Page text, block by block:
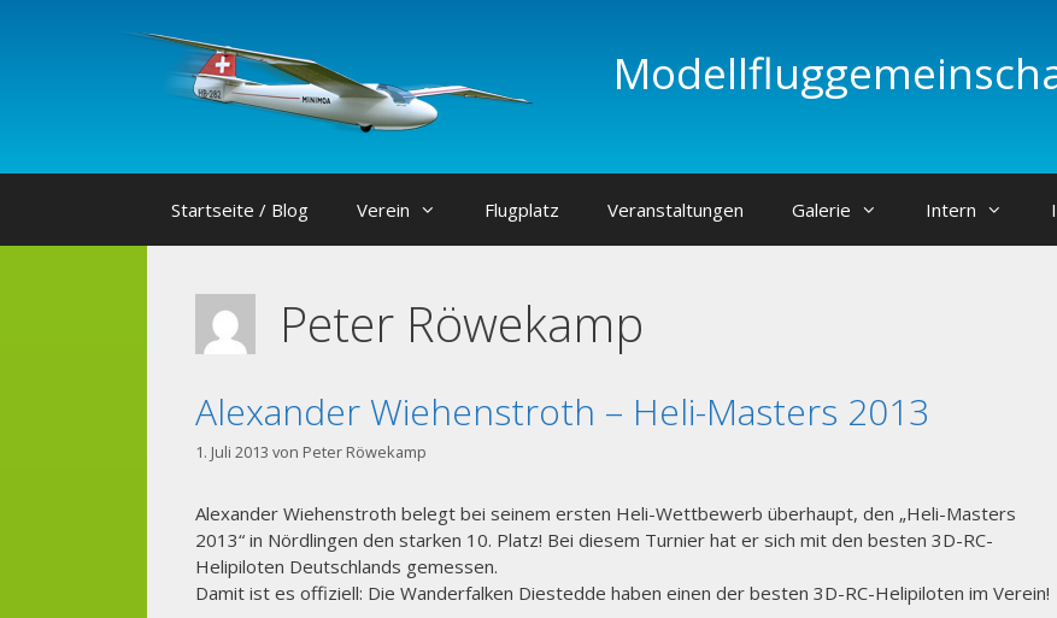
Startseite / Blog Verein Flugplatz Veranstaltungen Galerie Intern
Peter Röwekamp
Alexander Wiehenstroth – Heli-Masters 2013
1. Juli 2013 von Peter Röwekamp
Alexander Wiehenstroth belegt bei seinem ersten Heli-Wettbewerb überhaupt, den „Heli-Masters
2013“ in Nördlingen den starken 10. Platz! Bei diesem Turnier hat er sich mit den besten 3D-RC-
Helipiloten Deutschlands gemessen.
Damit ist es offiziell: Die Wanderfalken Diestedde haben einen der besten 3D-RC-Helipiloten im Verein!